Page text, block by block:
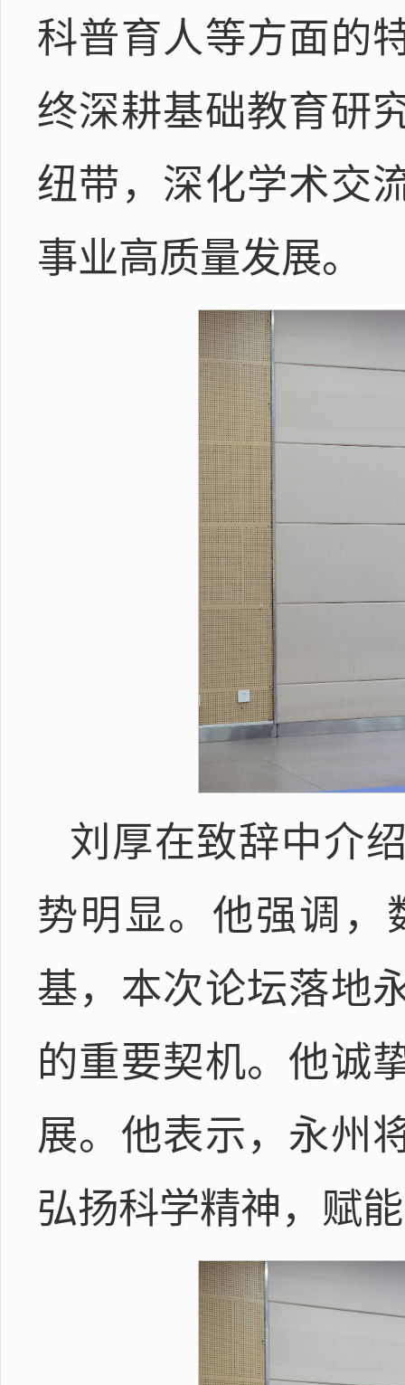
科普育人等方面的
终深耕基础教育研
纽带，深化学术交
事业高质量发展。
刘厚在致辞中介
势明显。他强调，
基，本次论坛落地
的重要契机。他诚
展。他表示，永州
弘扬科学精神，赋